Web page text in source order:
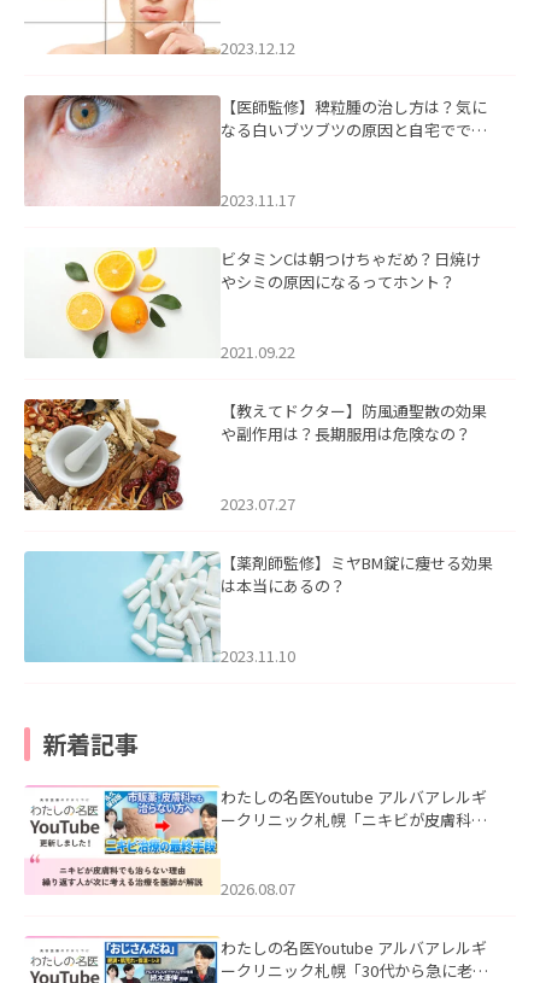
2023.12.12
【医師監修】稗粒腫の治し方は？気に
なる白いブツブツの原因と自宅ででき
2023.11.17
ビタミンCは朝つけちゃだめ？日焼け
やシミの原因になるってホント？
2021.09.22
【教えてドクター】防風通聖散の効果
や副作用は？長期服用は危険なの？
2023.07.27
【薬剤師監修】ミヤBM錠に痩せる効果
は本当にあるの？
2023.11.10
新着記事
わたしの名医Youtube アルバアレルギ
ークリニック札幌「ニキビが皮膚科で
ました。
2026.08.07
わたしの名医Youtube アルバアレルギ
ークリニック札幌「30代から急に老け